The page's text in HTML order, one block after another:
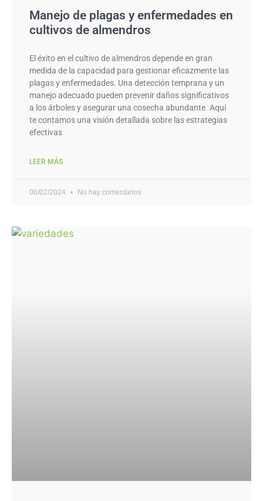
Manejo de plagas y enfermedades en
cultivos de almendros
El éxito en el cultivo de almendros depende en gran
medida de la capacidad para gestionar eficazmente las
plagas y enfermedades. Una detección temprana y un
manejo adecuado pueden prevenir daños significativos
a los árboles y asegurar una cosecha abundante. Aquí
te contamos una visión detallada sobre las estrategias
efectivas
LEER MÁS
06/02/2024 No hay comentarios